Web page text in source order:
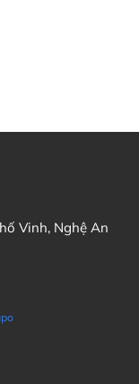
Vinh, Nghệ An